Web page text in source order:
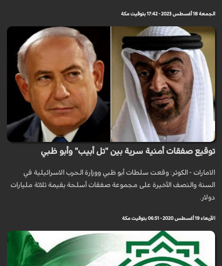
الجمعة 18 أغسطس 2023 - 17:42 بتوقيت مكة
توقيع صفقات أمنية سرية بين "تل أبيب" وأبو ظبي
الامارات - الكوثر: وقعت سلطات أبو ظبي ووزارة الحرب الاسرائيلية في
السنة والنصف الأخيرة على مجموعة صفقات أسلحة بقيمة ثلاثة مليارات
دولار.
الأربعاء 19 أغسطس 2020 - 06:51 بتوقيت مكة